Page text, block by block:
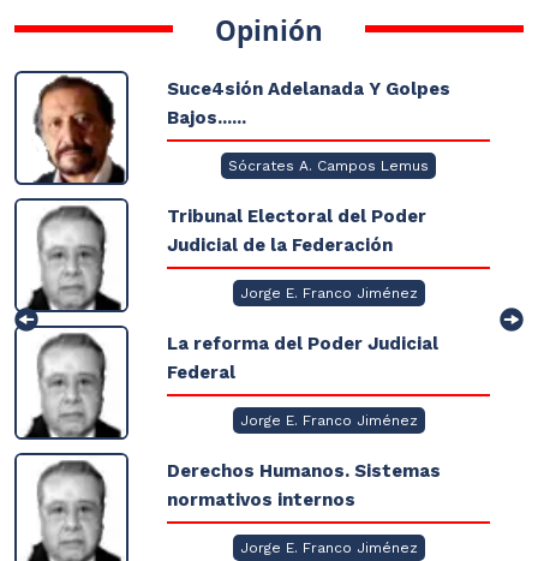
Opinión
Suce4sión Adelanada Y Golpes
Bajos......
Sócrates A. Campos Lemus
Tribunal Electoral del Poder
Judicial de la Federación
Jorge E. Franco Jiménez
La reforma del Poder Judicial
Federal
Jorge E. Franco Jiménez
Derechos Humanos. Sistemas
normativos internos
Jorge E. Franco Jiménez